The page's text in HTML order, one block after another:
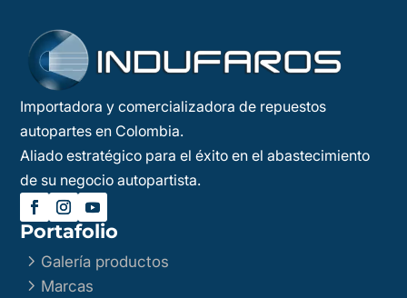
Importadora y comercializadora de repuestos
autopartes en Colombia.
Aliado estratégico para el éxito en el abastecimiento
de su negocio autopartista.
Portafolio
5 Galería productos
5 Marcas